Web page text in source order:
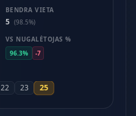
BENDRA VIETA
5 (98.5%)
VS NUGALĖTOJAS %
96.3%
-7
22 23 25